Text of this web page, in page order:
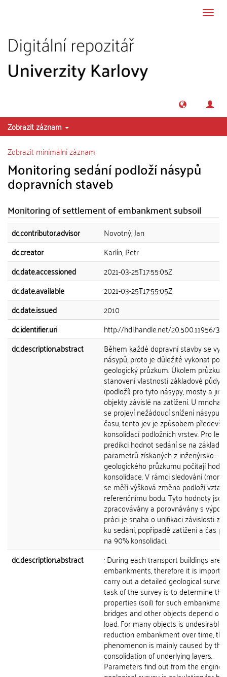
Zobrazit záznam
Zobrazit minimální záznam
Monitoring sedání podloží násypů
dopravních staveb
Monitoring of settlement of embankment subsoil
dc.contributor.advisor
Novotný, Jan
dc.creator
Karlín, Petr
dc.date.accessioned
2021-03-25T17:55:05Z
dc.date.available
2021-03-25T17:55:05Z
dc.date.issued
2010
dc.identifier.uri
http://hdl.handle.net/20.500.11956/
dc.description.abstract
Během každé dopravní stavby se
násypů, proto je důležité vykonat
geologický průzkum. Úkolem
stanovení vlastností základové půdy
(podloží) pro tyto násypy, mosty a jiné
objekty závislé na zatížení. U mnoha
se projeví nežádoucí snížení násypu
času, tento jev je způsobem
konsolidací podložních vrstev. Pro
predikci hodnot sedání se na základě
parametrů získaných z inženýrsko-
geologického průzkumu počítají
konsolidace. V rámci sledování
se měří výšková změna podloží
referenčnímu bodu. Tyto hodnoty
zpracovávány a porovnávány s
práci je snaha o unifikaci závislosti
ku sedání, popřípadě zatížení a čas
na 90% konsolidaci.
dc.description.abstract
: During each transport buildings are
embankments, therefore it is
carry out a detailed geological
task of the survey is to determine
properties (soil) for such
bridges and other objects depend on
load. For many objects is undesirable
reduction embankment over time, this
phenomenon is mainly caused by the
consolidation of underlying layers.
Parameters find out from the